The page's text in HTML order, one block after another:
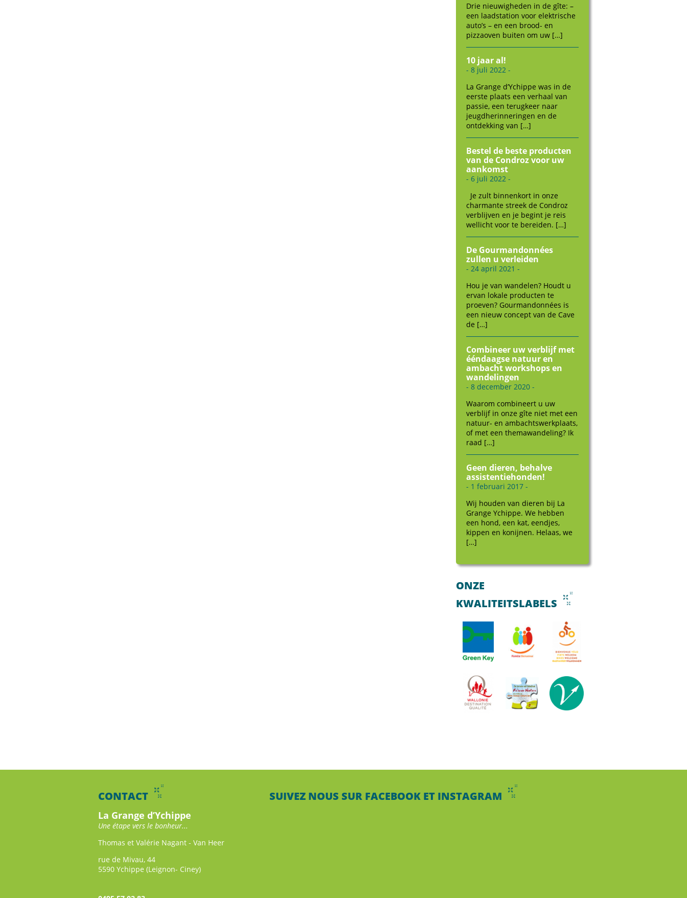
Drie nieuwigheden in de gîte: –
een laadstation voor elektrische
auto’s – en een brood- en
pizzaoven buiten om uw […]
10 jaar al!
- 8 juli 2022 -
La Grange d’Ychippe was in de
eerste plaats een verhaal van
passie, een terugkeer naar
jeugdherinneringen en de
ontdekking van […]
Bestel de beste producten
van de Condroz voor uw
aankomst
- 6 juli 2022 -
Je zult binnenkort in onze
charmante streek de Condroz
verblijven en je begint je reis
wellicht voor te bereiden. […]
De Gourmandonnées
zullen u verleiden
- 24 april 2021 -
Hou je van wandelen? Houdt u
ervan lokale producten te
proeven? Gourmandonnées is
een nieuw concept van de Cave
de […]
Combineer uw verblijf met
ééndaagse natuur en
ambacht workshops en
wandelingen
- 8 december 2020 -
Waarom combineert u uw
verblijf in onze gîte niet met een
natuur- en ambachtswerkplaats,
of met een themawandeling? Ik
raad […]
Geen dieren, behalve
assistentiehonden!
- 1 februari 2017 -
Wij houden van dieren bij La
Grange Ychippe. We hebben
een hond, een kat, eendjes,
kippen en konijnen. Helaas, we
[…]
ONZE
KWALITEITSLABELS
CONTACT
La Grange d’Ychippe
Une étape vers le bonheur...
Thomas et Valérie Nagant - Van Heer
rue de Mivau, 44
5590 Ychippe (Leignon- Ciney)
SUIVEZ NOUS SUR FACEBOOK ET INSTAGRAM